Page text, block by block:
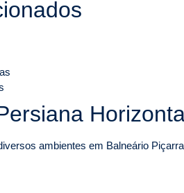
ambientes em Balneário